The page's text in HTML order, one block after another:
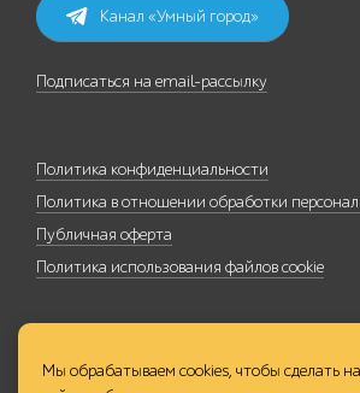
Канал «Умный город»
Подписаться на email-рассылку
Политика конфиденциальности
Политика в отношении обработки
Публичная оферта
Политика использования файлов cookie
Мы обрабатываем cookies, чтобы сделать